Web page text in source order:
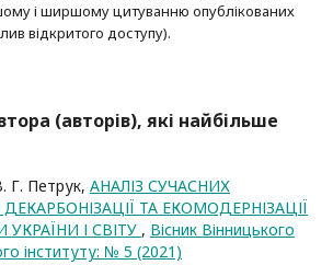
і ширшому цитуванню опубліко­ва­них
відкритого доступу).
(авторів), які найбільше
Г. Петрук, АНАЛІЗ СУЧАСНИХ
ТА ЕКОМОДЕРНІЗАЦІЇ
УКРАЇНИ І СВІТУ , Вісник Вінницького
інституту: № 5 (2021)